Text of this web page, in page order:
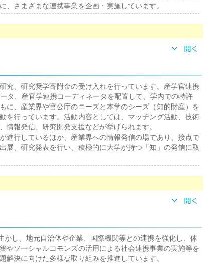
、さまざまな連携事業を企画・実施しています。
究、研究奨学寄附金の受け入れを行っています。産学官連携
タ、産官学連携コーディネータを配置して、学内での特許
に、産業界や官公庁のニーズと本学のシーズ（知的財産）を
を行っています。活動内容としては、マッチング活動、技術
情報発信、研究開発支援などが挙げられます。
進行しているほか、産業界への情報発信の場であり、接点で
展、研究発表を行い、積極的に大学が持つ「知」の発信に取
かし、地元自治体や企業、国際機関等との連携を強化し、体
やソーシャルコモンズの活用による社会連携事業の実施等を
解決に向けた多様な取り組みを推進しています。